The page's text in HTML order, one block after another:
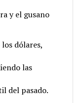
y el gusano
dólares,
las
del pasado.